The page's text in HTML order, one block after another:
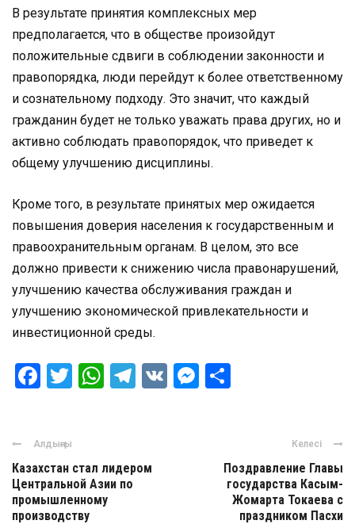
В результате принятия комплексных мер
предполагается, что в обществе произойдут
положительные сдвиги в соблюдении законности и
правопорядка, люди перейдут к более ответственному
и сознательному подходу. Это значит, что каждый
гражданин будет не только уважать права других, но и
активно соблюдать правопорядок, что приведет к
общему улучшению дисциплины.
Кроме того, в результате принятых мер ожидается
повышения доверия населения к государственным и
правоохранительным органам. В целом, это все
должно привести к снижению числа правонарушений,
улучшению качества обслуживания граждан и
улучшению экономической привлекательности и
инвестиционной среды.
Facebook
Twitter
WhatsApp
Telegram
VK Messenger
Алдыңғы
Казахстан стал лидером
Центральной Азии по
промышленному
производству
Келесі
Поздравление Главы
государства Касым-
Жомарта Токаева с
праздником Пасхи